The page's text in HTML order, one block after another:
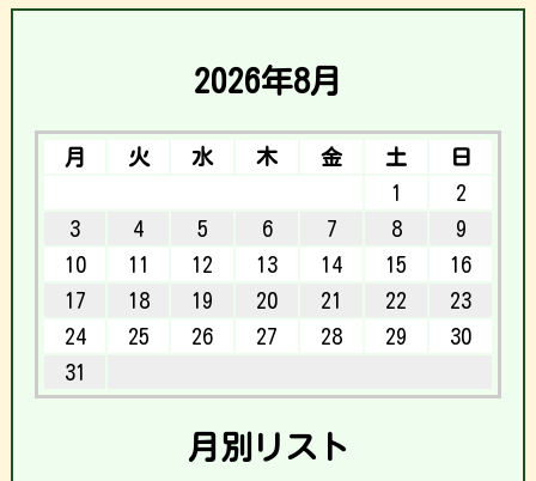
2026年8月
月 火 水 木 金 土
日
1
2
3
4 5 6 7 8
9
10
11 12 13 14 15
16
17
18 19 20 21 22
23
24
25 26 27 28 29
30
31
月別リスト